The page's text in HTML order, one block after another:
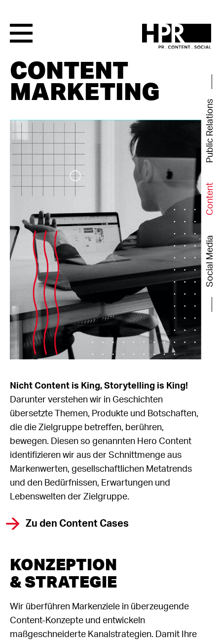
Social Media
Content
Public Relations
CONTENT
MARKETING
Nicht Content is King, Storytelling is King!
Darunter verstehen wir in Geschichten
übersetzte Themen, Produkte und Botschaften,
die die Zielgruppe betreffen, berühren,
bewegen. Diesen so genannten Hero Content
identifizieren wir aus der Schnittmenge aus
Markenwerten, gesellschaftlichen Metatrends
und den Bedürfnissen, Erwartungen und
Lebenswelten der Zielgruppe.
Zu den Content Cases
KONZEPTION
& STRATEGIE
Wir überführen Markenziele in überzeugende
Content-Konzepte und entwickeln
maßgeschneiderte Kanalstrategien. Damit Ihre